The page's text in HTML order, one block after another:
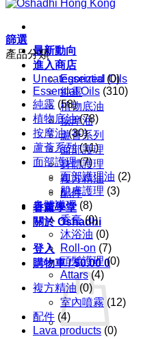
最新動向
進入商店
Essential Oils
純露
植物底油
按摩油
蘆薈系列
面部護理
身體護理
複方精油
配件
香薰學堂
關於 Oshadhi
登入
購物車 /$0.00 0
篩選
產品分類
Uncategorized (0)
Essential Oils (310)
純露 (58)
植物底油 (78)
按摩油 (30)
蘆薈系列 (11)
面部護理 (7)
面部護理油 (2)
肌膚護理 (3)
身體護理 (8)
香膏 (0)
沐浴油 (0)
Roll-on (7)
頭髮護理 (0)
Attars (4)
複方精油 (0)
室內噴霧 (12)
配件 (4)
Lava products (0)